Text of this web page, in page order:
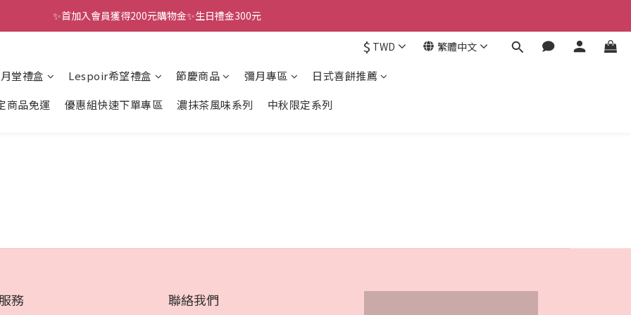
全館滿千免運
✨首加入會員獲得200元購物金✨生日禮金300元
$ TWD 繁體中文
堂禮盒 Lespoir希望禮盒 節慶商品 彌月專區
日式喜餅推薦
商品免運
優惠組快速下單專區 濃抹茶風味系列 中秋限定系列
務 聯絡我們